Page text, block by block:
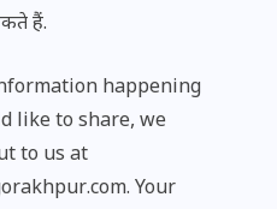
हैं.
happening
like to share, we
to us at
Your